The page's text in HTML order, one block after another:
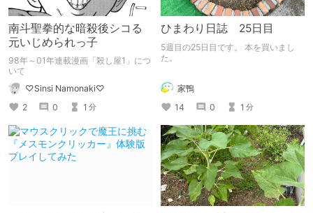
南斗聖拳的な暗殺後シコる
元いじめられっ子
98年～01年連載漫画「殺し屋1」につ
いて
♡Sinsi Namonaki♡
2
0 1 分
ひまわり日誌 25日目
5週目の25日目です。 本を買いまし
た。
家鴨
14
0 1 分